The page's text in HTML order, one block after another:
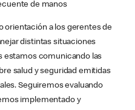
de manos
orientación a los gerentes de
distintas situaciones
estamos comunicando las
salud y seguridad emitidas
Seguiremos evaluando
implementado y